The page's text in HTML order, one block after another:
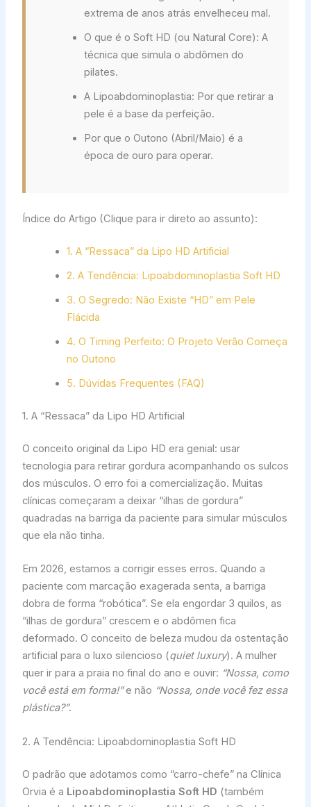
extrema de anos atrás envelheceu mal.
O que é o Soft HD (ou Natural Core): A
técnica que simula o abdômen do
pilates.
A Lipoabdominoplastia: Por que retirar a
pele é a base da perfeição.
Por que o Outono (Abril/Maio) é a
época de ouro para operar.
Índice do Artigo (Clique para ir direto ao assunto):
1. A “Ressaca” da Lipo HD Artificial
2. A Tendência: Lipoabdominoplastia Soft HD
3. O Segredo: Não Existe “HD” em Pele
Flácida
4. O Timing Perfeito: O Projeto Verão Começa
no Outono
5. Dúvidas Frequentes (FAQ)
1. A “Ressaca” da Lipo HD Artificial
O conceito original da Lipo HD era genial: usar
tecnologia para retirar gordura acompanhando os sulcos
dos músculos. O erro foi a comercialização. Muitas
clínicas começaram a deixar “ilhas de gordura”
quadradas na barriga da paciente para simular músculos
que ela não tinha.
Em 2026, estamos a corrigir esses erros. Quando a
paciente com marcação exagerada senta, a barriga
dobra de forma “robótica”. Se ela engordar 3 quilos, as
“ilhas de gordura” crescem e o abdômen fica
deformado. O conceito de beleza mudou da ostentação
artificial para o luxo silencioso (quiet luxury). A mulher
quer ir para a praia no final do ano e ouvir: “Nossa, como
você está em forma!”e não “Nossa, onde você fez essa
plástica?”.
2. A Tendência: Lipoabdominoplastia Soft HD
O padrão que adotamos como “carro-chefe” na Clínica
Orvia é a Lipoabdominoplastia Soft HD (também